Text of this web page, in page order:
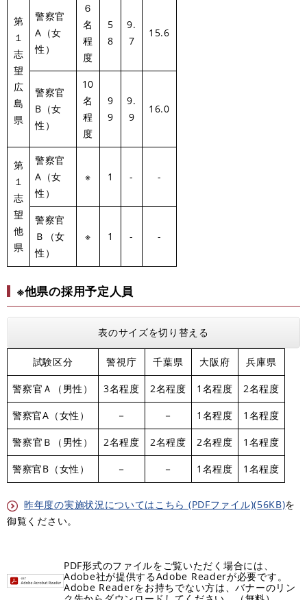
第
１
志
望
広
島
県
警察官
A（女
性）
６
名
程
度
5
8
9.
7
15.6
警察官
B（女
性）
10
名
程
度
9
9
9.
9
16.0
第
１
志
望
他
県
警察官
A（女
性）
※ 1 - -
警察官
Ｂ（女
性）
※ 1 - -
※他県の採用予定人員
表のサイズを切り替える
試験区分 警視庁 千葉県 大阪府 兵庫県
警察官Ａ（男性） 3名程度 2名程度 1名程度 2名程度
警察官A（女性） － － 1名程度 1名程度
警察官Ｂ（男性） 2名程度 2名程度 2名程度 1名程度
警察官B（女性） － － 1名程度 1名程度
昨年度の実施状況についてはこちら (PDFファイル)(56KB)を
御覧ください。
PDF形式のファイルをご覧いただく場合には、
Adobe社が提供するAdobe Readerが必要です。
Adobe Readerをお持ちでない方は、バナーのリン